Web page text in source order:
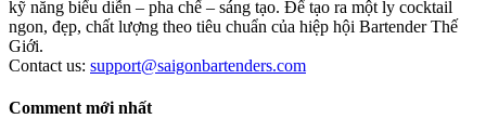
kỹ năng biểu diễn – pha chế – sáng tạo. Để tạo ra một ly cocktail
ngon, đẹp, chất lượng theo tiêu chuẩn của hiệp hội Bartender Thế
Giới.
Contact us: support@saigonbartenders.com
Comment mới nhất